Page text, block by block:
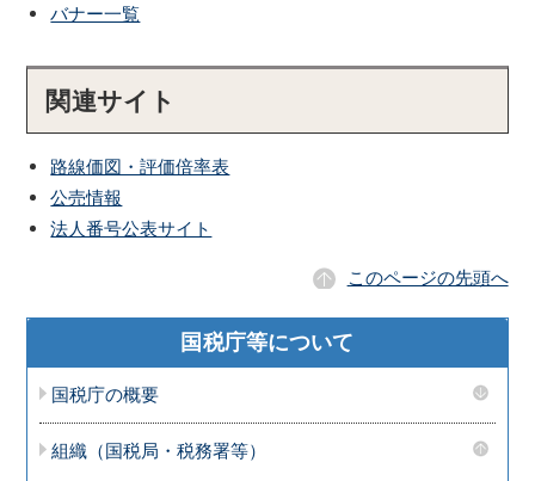
バナー一覧
関連サイト
路線価図・評価倍率表
公売情報
法人番号公表サイト
このページの先頭へ
国税庁等について
国税庁の概要
組織（国税局・税務署等）